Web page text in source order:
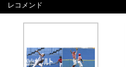
レコメンド